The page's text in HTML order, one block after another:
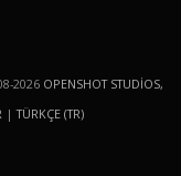
2026 OPENSHOT STUDIOS,
|TÜRKÇE (TR)